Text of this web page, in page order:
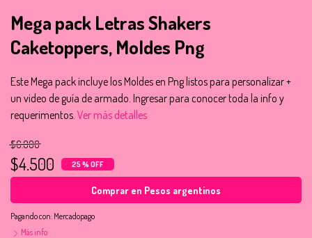
Mega pack Letras Shakers
Caketoppers, Moldes Png
Este Mega pack incluye los Moldes en Png listos para personalizar +
un video de guía de armado. Ingresar para conocer toda la info y
requerimentos. Ver más detalles
$6.000
$4.500 25 % OFF
Comprar en Pesos argentinos
Pagando con: Mercadopago
Más info